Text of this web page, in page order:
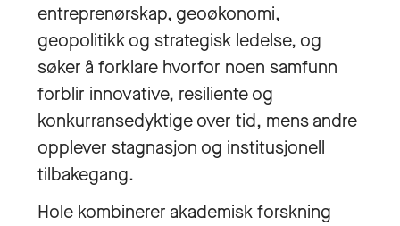
entreprenørskap, geoøkonomi,
geopolitikk og strategisk ledelse, og
søker å forklare hvorfor noen samfunn
forblir innovative, resiliente og
konkurransedyktige over tid, mens andre
opplever stagnasjon og institusjonell
tilbakegang.
Hole kombinerer akademisk forskning